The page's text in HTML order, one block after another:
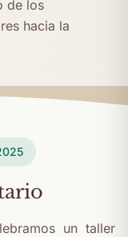
de los
hacia la
un taller